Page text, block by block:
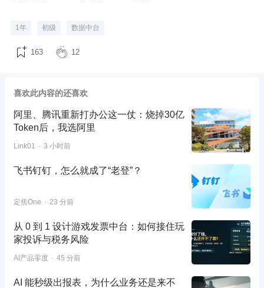
1年 初级 数据中台
163 12
喜欢此内容的还喜欢
阿里、腾讯重新打办公这一仗：烧掉30亿
Token后，我选阿里
Link01 3 小时前
飞书钉钉，怎么就成了“老登”？
定焦One 23 分前
从 0 到 1 设计游戏发票中台：如何接住玩
家投诉与税务风险
AI产品零度 45 分前
AI 能秒级出报表，为什么业务还是来不